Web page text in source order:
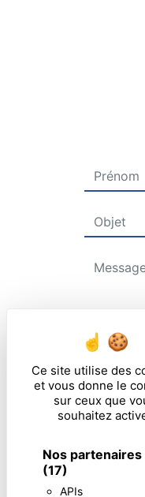
Ce site utilise des
et vous donne le
sur ceux que
souhaitez
Nos partenaires
(17)
APIs
Combien
En